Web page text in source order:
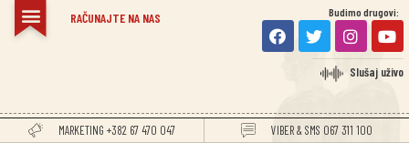
RAČUNAJTE NA NAS Budimo drugovi:
Slušaj uživo
MARKETING +382 67 470 047
VIBER & SMS 067 311 100